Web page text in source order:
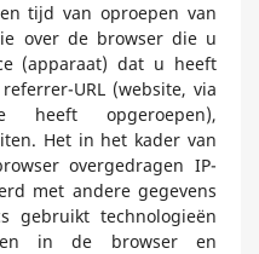
tijd van oproepen van
over de browser die u
(apparaat) dat u heeft
URL (website, via
opgeroepen),
Het in het kader van
overgedragen IP-
met andere gegevens
gebruikt technologieën
in de browser en